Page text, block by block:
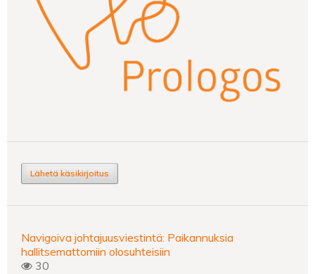
Lähetä käsikirjoitus
Navigoiva johtajuusviestintä: Paikannuksia
hallitsemattomiin olosuhteisiin
30